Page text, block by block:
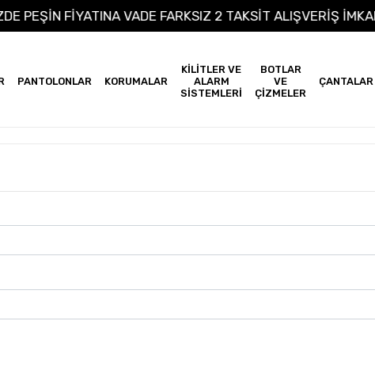
PEŞİN FİYATINA VADE FARKSIZ 2 TAKSİT ALIŞVERİŞ
PANTOLONLAR KORUMALAR
KİLİTLER VE
ALARM
SİSTEMLERİ
BOTLAR
VE
ÇİZMELER
ÇANTALAR